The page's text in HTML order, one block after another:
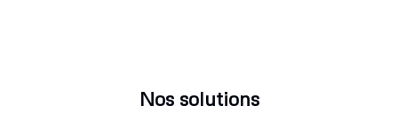
Nos solutions